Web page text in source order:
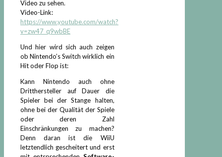
Video zu sehen.
Video-Link:
https://www.youtube.com/watch?
v=zw47_q9wbBE
Und hier wird sich auch zeigen
ob Nintendo’s Switch wirklich ein
Hit oder Flop ist:
Kann Nintendo auch ohne
Dritthersteller auf Dauer die
Spieler bei der Stange halten,
ohne bei der Qualität der Spiele
oder deren Zahl
Einschränkungen zu machen?
Denn daran ist die WiiU
letztendlich gescheitert und erst